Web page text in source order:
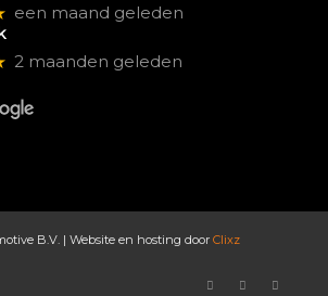
een maand geleden
2 maanden geleden
B.V. | Website en hosting door Clixz